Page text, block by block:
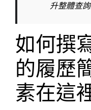
升整體查
如何撰
的履歷
素在這